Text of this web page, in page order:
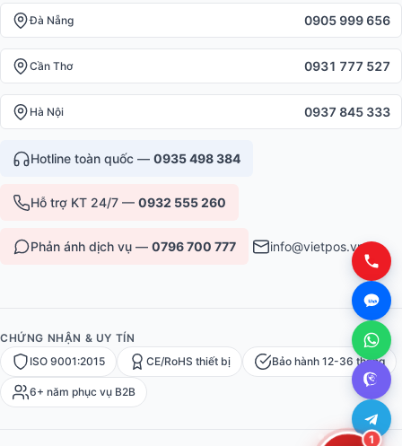
Đà Nẵng 0905 999 656
Cần Thơ 0931 777 527
Hà Nội 0937 845 333
Hotline toàn quốc — 0935 498 384
Hỗ trợ KT 24/7 — 0932 555 260
Phản ánh dịch vụ — 0796 700 777 info@vietpos.vn
CHỨNG NHẬN & UY TÍN
ISO 9001:2015
CE/RoHS thiết bị Bảo hành 12-36 tháng
6+ năm phục vụ B2B
1